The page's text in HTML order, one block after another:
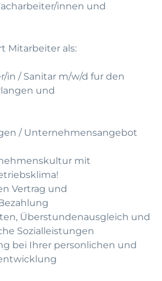
innen und
Mitarbeiter als:
in / Sanitar m/w/d fur den
und
/ Unternehmensangebot
mit
Vertrag und
Überstundenausgleich und
Sozialleistungen
bei Ihrer personlichen und